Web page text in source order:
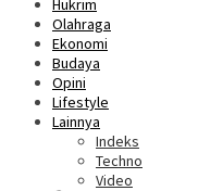
Hukrim
Olahraga
Ekonomi
Budaya
Opini
Lifestyle
Lainnya
Indeks
Techno
Video